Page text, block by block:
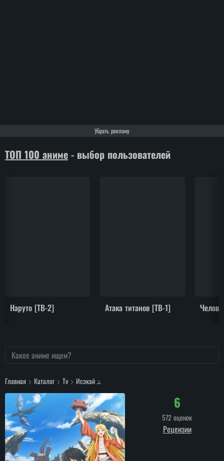
Убрать рекламу
ТОП 100 аниме - выбор пользователей
Наруто [ТВ-2] Атака титанов [ТВ-1]
Главная Каталог Tv Исэкай
6
572 оценок
Рецензии